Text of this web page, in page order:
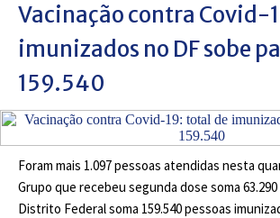
Vacinação contra Covid-
imunizados no DF sobe
159.540
Foram mais 1.097 pessoas atendidas nesta
Grupo que recebeu segunda dose soma
Distrito Federal soma 159.540 pessoas